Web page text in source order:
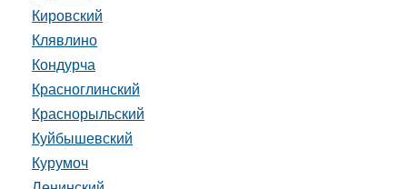
Кировский
Клявлино
Кондурча
Красноглинский
Краснорыльский
Куйбышевский
Курумоч